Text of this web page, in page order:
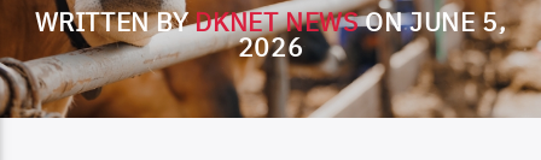
CURRENT TRACK
TITLE
WRITTEN BYDKNET NEWSON JUNE 5,
2026